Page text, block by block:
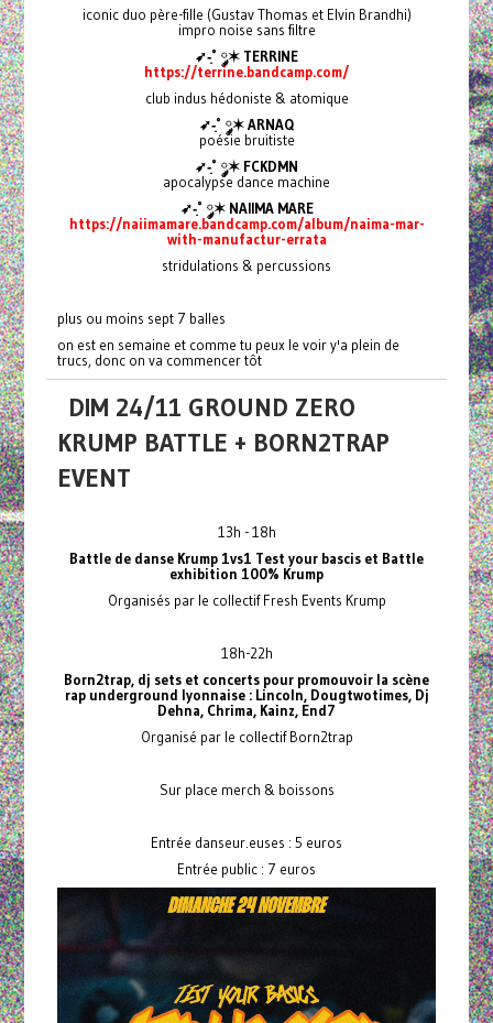
iconic duo père-fille (Gustav Thomas et Elvin Brandhi)
impro noise sans filtre
➶-͙˚ ༘✶ TERRINE
https://terrine.bandcamp.com/
club indus hédoniste & atomique
➶-͙˚ ༘✶ ARNAQ
poésie bruitiste
➶-͙˚ ༘✶ FCKDMN
apocalypse dance machine
➶-͙˚ ༘✶ NAIIMA MARE
https://naiimamare.bandcamp.com/album/naima-mar-
with-manufactur-errata
stridulations & percussions
plus ou moins sept 7 balles
on est en semaine et comme tu peux le voir y'a plein de
trucs, donc on va commencer tôt
DIM 24/11 GROUND ZERO
KRUMP BATTLE + BORN2TRAP
EVENT
13h - 18h
Battle de danse Krump 1vs1 Test your bascis et Battle
exhibition 100% Krump
Organisés par le collectif Fresh Events Krump
18h-22h
Born2trap, dj sets et concerts pour promouvoir la scène
rap underground lyonnaise : Lincoln, Dougtwotimes, Dj
Dehna, Chrima, Kainz, End7
Organisé par le collectif Born2trap
Sur place merch & boissons
Entrée danseur.euses : 5 euros
Entrée public : 7 euros